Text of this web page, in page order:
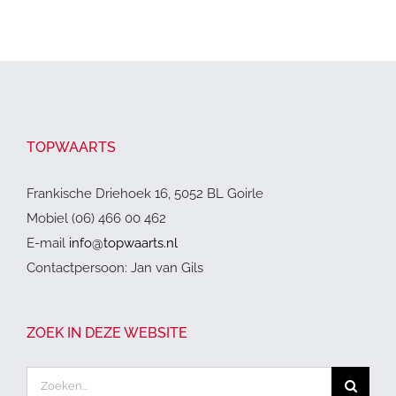
TOPWAARTS
Frankische Driehoek 16, 5052 BL Goirle
Mobiel (06) 466 00 462
E-mail info@topwaarts.nl
Contactpersoon: Jan van Gils
ZOEK IN DEZE WEBSITE
Zoeken